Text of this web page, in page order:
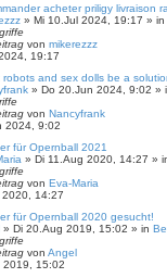
acheter priligy livraison
» Mi 10.Jul 2024, 19:17 » in
von mikerezzz
19:17
robots and sex dolls be a
» Do 20.Jun 2024, 9:02 »
von Nancyfrank
2024, 9:02
für Opernball 2021
» Di 11.Aug 2020, 14:27 »
von Eva-Maria
2020, 14:27
für Opernball 2020 gesucht!
» Di 20.Aug 2019, 15:02 » in
von Angel
2019, 15:02